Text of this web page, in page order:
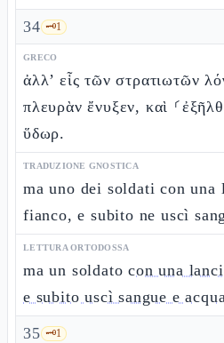
34 🗝️1
GRECO
ἀλλ’ εἷς τῶν στρατιωτῶν
πλευρὰν ἔνυξεν, καὶ
ὕδωρ.
TRADUZIONE GNOSTICA
ma uno dei soldati con
fianco, e subito ne uscì
LETTURA ORTODOSSA
ma un soldatocon una
e subito uscì sangue e
35 🗝️1